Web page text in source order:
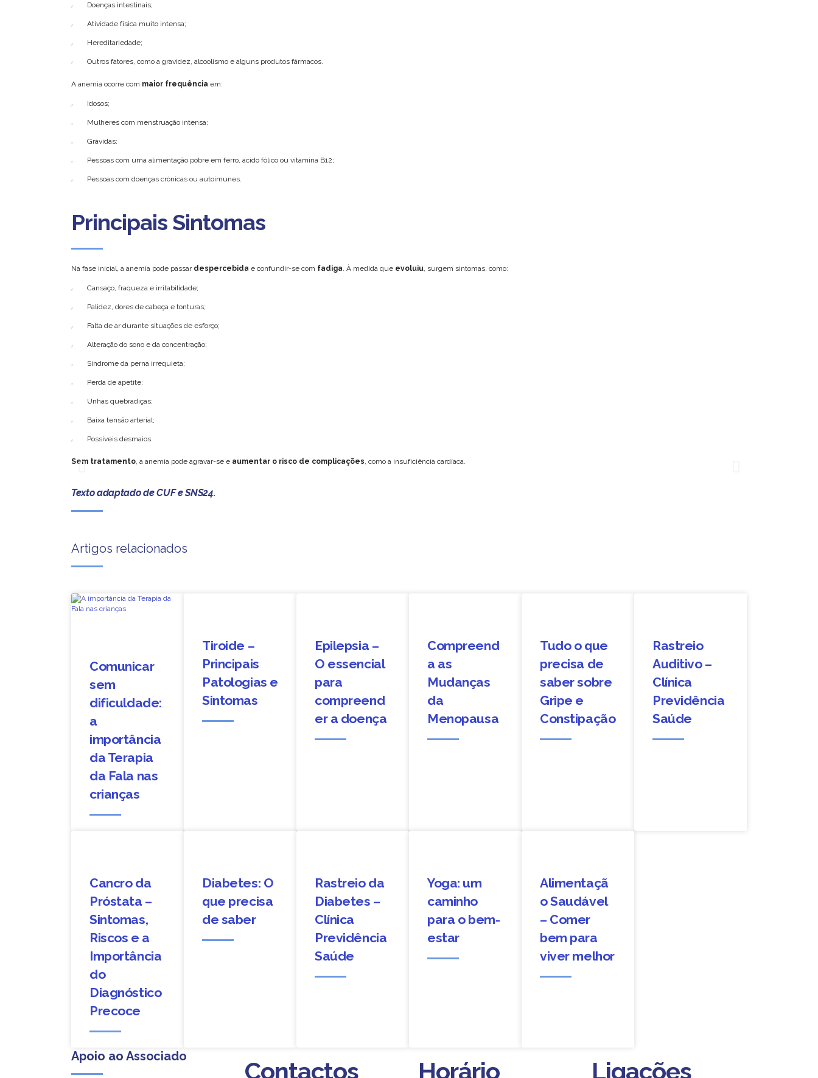
Doenças intestinais;
Atividade física muito intensa;
Hereditariedade;
Outros fatores, como a gravidez, alcoolismo e alguns produtos fármacos.
A anemia ocorre com maior frequência em:
Idosos;
Mulheres com menstruação intensa;
Grávidas;
Pessoas com uma alimentação pobre em ferro, ácido fólico ou vitamina B12;
Pessoas com doenças crónicas ou autoimunes.
Principais Sintomas
Na fase inicial, a anemia pode passar despercebida e confundir-se com fadiga. À medida que evoluiu, surgem sintomas, como:
Cansaço, fraqueza e irritabilidade;
Palidez, dores de cabeça e tonturas;
Falta de ar durante situações de esforço;
Alteração do sono e da concentração;
Síndrome da perna irrequieta;
Perda de apetite;
Unhas quebradiças;
Baixa tensão arterial;
Possíveis desmaios.
Sem tratamento, a anemia pode agravar-se e aumentar o risco de complicações, como a insuficiência cardíaca.
Texto adaptado de CUF e SNS24.
Artigos relacionados
Comunicar
sem
dificuldade:
a
importância
da Terapia
da Fala nas
crianças
Tiroide –
Principais
Patologias e
Sintomas
Epilepsia –
O essencial
para
compreend
er a doença
Compreend
a as
Mudanças
da
Menopausa
Tudo o que
precisa de
saber sobre
Gripe e
Constipação
Rastreio
Auditivo –
Clínica
Previdência
Saúde
Cancro da
Próstata –
Sintomas,
Riscos e a
Importância
do
Diagnóstico
Precoce
Diabetes: O
que precisa
de saber
Rastreio da
Diabetes –
Clínica
Previdência
Saúde
Yoga: um
caminho
para o bem-
estar
Alimentaçã
o Saudável
– Comer
bem para
viver melhor
Apoio ao Associado
Contactos
Contactos Horário
Horário
Ligações
Ligações